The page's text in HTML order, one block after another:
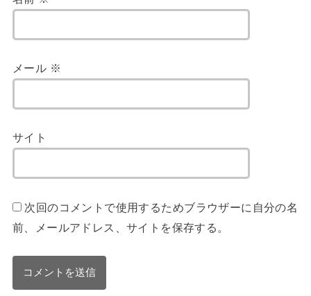
メール ※
サイト
次回のコメントで使用するためブラウザーに自分の名
前、メールアドレス、サイトを保存する。